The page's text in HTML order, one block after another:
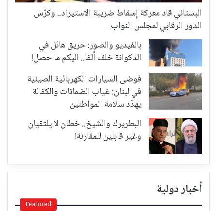
البستاني قاد معركة إسقاط ضريبة الاستيراد.. وكرّس
الدور الرقابي لمجلس النواب
بالفيديو والصور: حريق هائل في
الدكوانة خلف ألفا.. اليكم ما حصل!
فوضى السيارات الكهربائية الصينية
في لبنان: غياب الضمانات والكفالة
يهدّد سلامة المواطنين
البطريرك والشيخ.. خطان لا يلتقيان
وغير قابلين للمقارنة!
أخبار دولية
Featured